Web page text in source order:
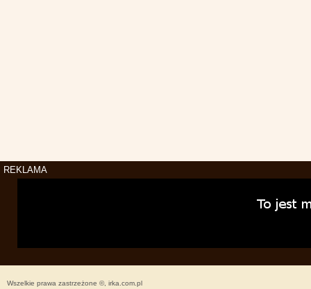
REKLAMA
Wszelkie prawa zastrzeżone ©, irka.com.pl